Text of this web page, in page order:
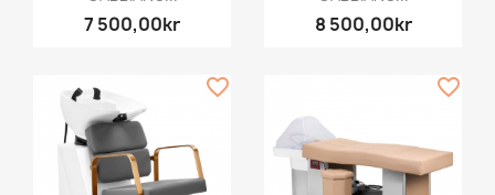
7 500,00kr 8 500,00kr
favorite_border favorite_border